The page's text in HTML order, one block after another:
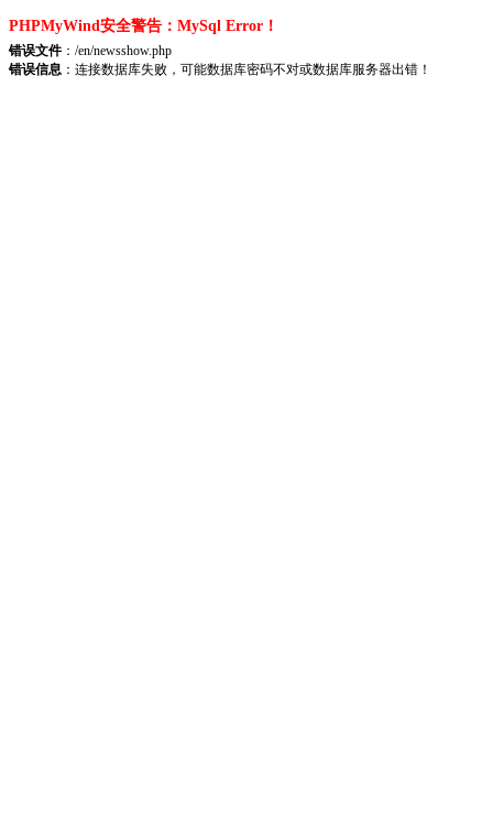
PHPMyWind安全警告：MySql Error！
错误文件：/en/newsshow.php
错误信息 ：连接数据库失败，可能数据库密码不对或数据库服务器出错！